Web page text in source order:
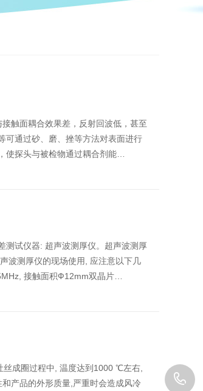
触面耦合效果差，反射回波低，甚至
可通过砂、磨、挫等方法对表面进行
使探头与被检物通过耦合剂能…
测试仪器: 超声波测厚仪。超声波测厚
波测厚仪的现场使用, 应注意以下几
接触面积Ф12mm双晶片…
丝成圈过程中, 温度达到1000 ℃左右,
产品的外形质量,严重时会造成风冷